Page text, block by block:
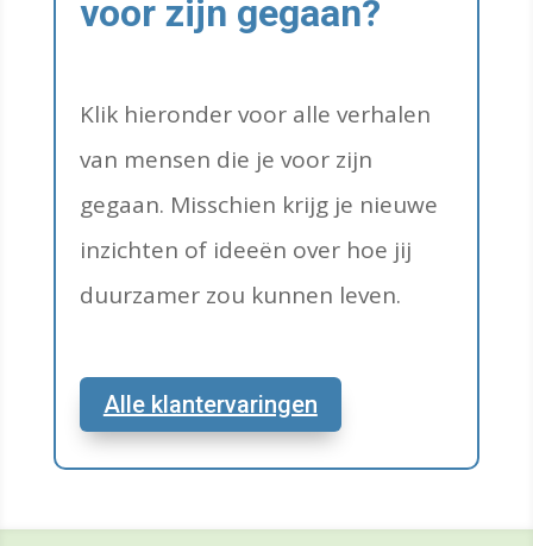
voor zijn gegaan?
Klik hieronder voor alle verhalen
van mensen die je voor zijn
gegaan. Misschien krijg je nieuwe
inzichten of ideeën over hoe jij
duurzamer zou kunnen leven.
Alle klantervaringen